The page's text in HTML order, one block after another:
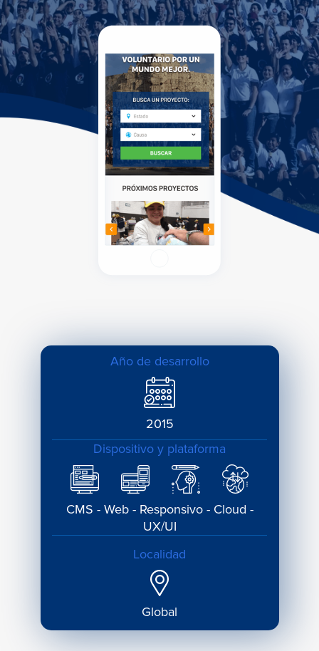
Año de desarrollo
2015
Dispositivo y plataforma
CMS - Web - Responsivo - Cloud -
UX/UI
Localidad
Global